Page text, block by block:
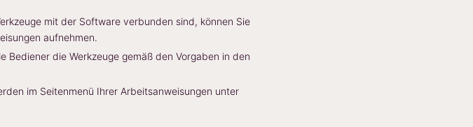
mit der Software verbunden sind, können Sie
aufnehmen.
Bediener die Werkzeuge gemäß den Vorgaben in den
im Seitenmenü Ihrer Arbeitsanweisungen unter